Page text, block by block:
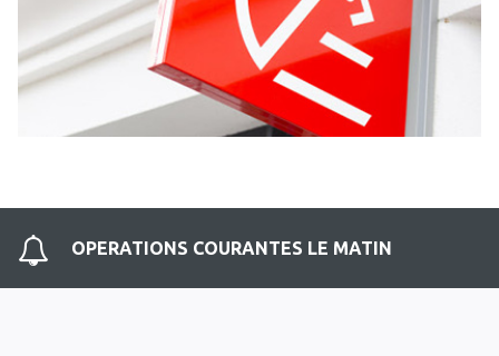
OPERATIONS COURANTES LE MATIN